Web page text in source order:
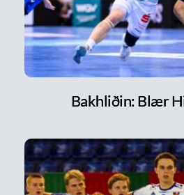
Bakhliðin: Blær